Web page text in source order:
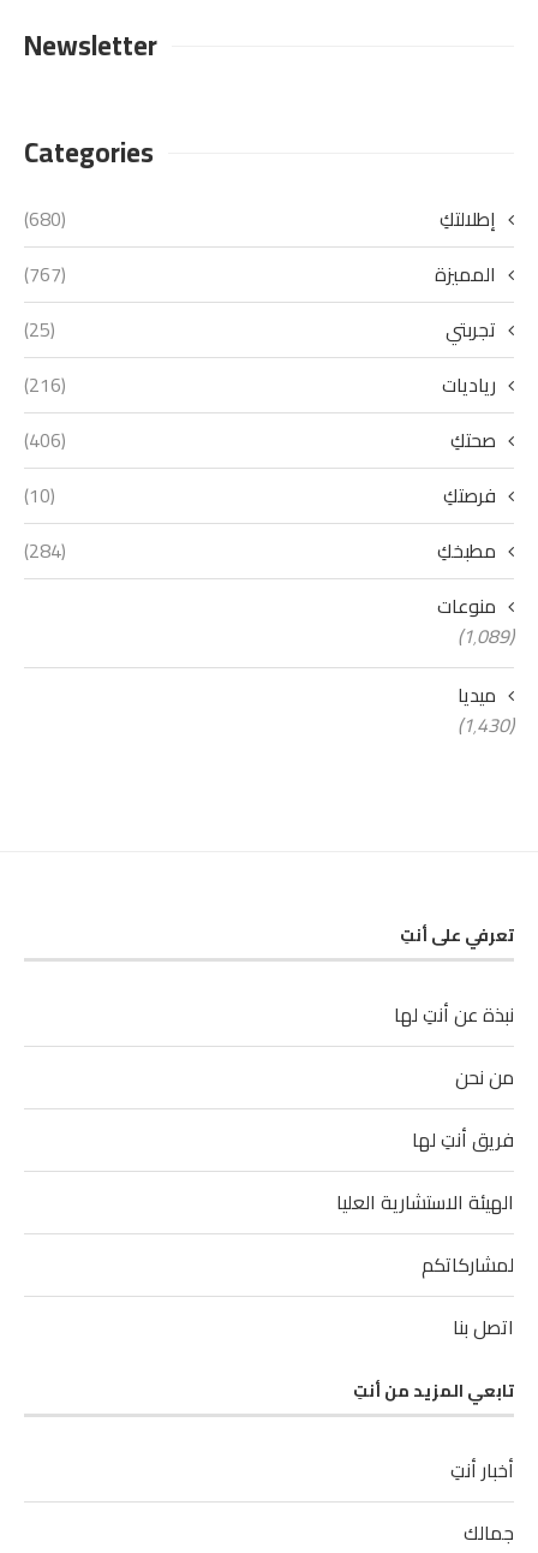
Newsletter
Categories
إطلالتكِ
(680)
المميزة
(767)
تجربتي
(25)
رياديات
(216)
صحتكِ
(406)
فرصتكِ
(10)
مطبخكِ
(284)
منوعات
(1٬089)
ميديا
(1٬430)
تعرفي على أنتِ
نبذة عن أنتِ لها
من نحن
فريق أنتِ لها
الهيئة الاستشارية العليا
لمشاركاتكم
اتصل بنا
تابعي المزيد من أنتِ
أخبار أنتِ
جمالك